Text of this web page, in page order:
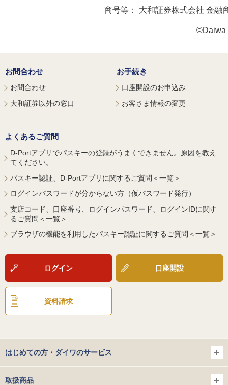
商号等： 大和証券株式会社 金融
©Daiwa
お問合わせ
お問合わせ
大和証券以外の窓口
お手続き
口座開設のお申込み
お客さま情報の変更
よくあるご質問
D-Portアプリでパスキーの登録がうまくできません。原因を教え
てください。
パスキー認証、D-Portアプリに関するご質問＜一覧＞
ログインパスワードが分からない方（仮パスワード発行）
支店コード、口座番号、ログインパスワード、ログインIDに関す
るご質問＜一覧＞
ブラウザの機能を利用したパスキー認証に関するご質問＜一覧＞
ログイン 口座開設
資料請求
はじめての方・ダイワのサービス
取扱商品